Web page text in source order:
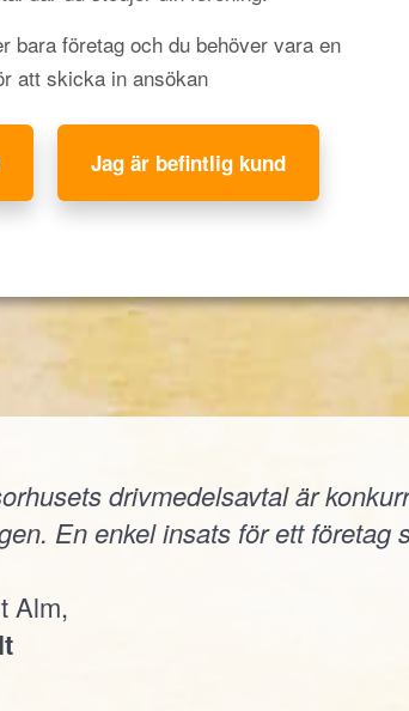
bara företag och du behöver vara en
att skicka in ansökan
Jag är befintlig kund
drivmedelsavtal är
En enkel insats för ett
Alm,